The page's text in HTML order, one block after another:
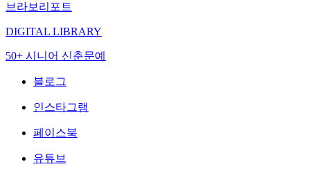
브라보리포트
DIGITAL LIBRARY
50+ 시니어 신춘문예
블로그
인스타그램
페이스북
유튜브